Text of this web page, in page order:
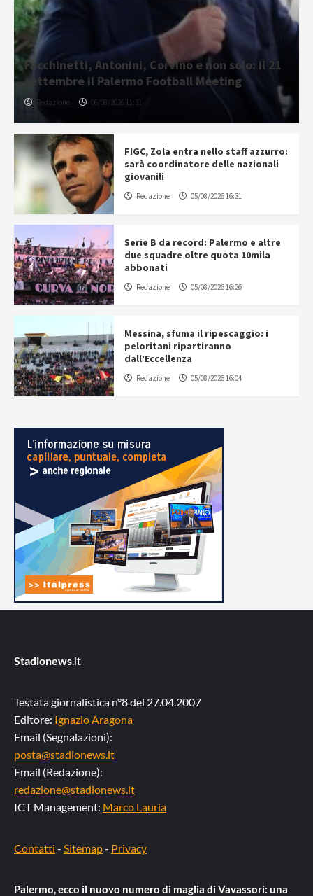
Facchinetti, Antonini, Corvino e non solo: il 21
settembre il Palermo Football Meeting
Redazione 06/08/2026 11:31
FIGC, Zola entra nello staff azzurro:
sarà coordinatore delle nazionali
giovanili
Redazione 05/08/2026 16:31
Serie B da record: Palermo e altre
due squadre oltre quota 10mila
abbonati
Redazione 05/08/2026 16:26
Messina, sfuma il ripescaggio: i
peloritani ripartiranno
dall’Eccellenza
Redazione 05/08/2026 16:04
Stadionews.it
Testata giornalistica n°8 del 27.04.2007
Editore: Ignazio Aragona
Email (Segnalazioni):
posta@stadionews.it
Email (Redazione):
redazione@stadionews.it
ICT Management: Marco Lauria
Contatti - Sitemap- Privacy
Palermo, ecco il nuovo numero di maglia di Vavassori: una